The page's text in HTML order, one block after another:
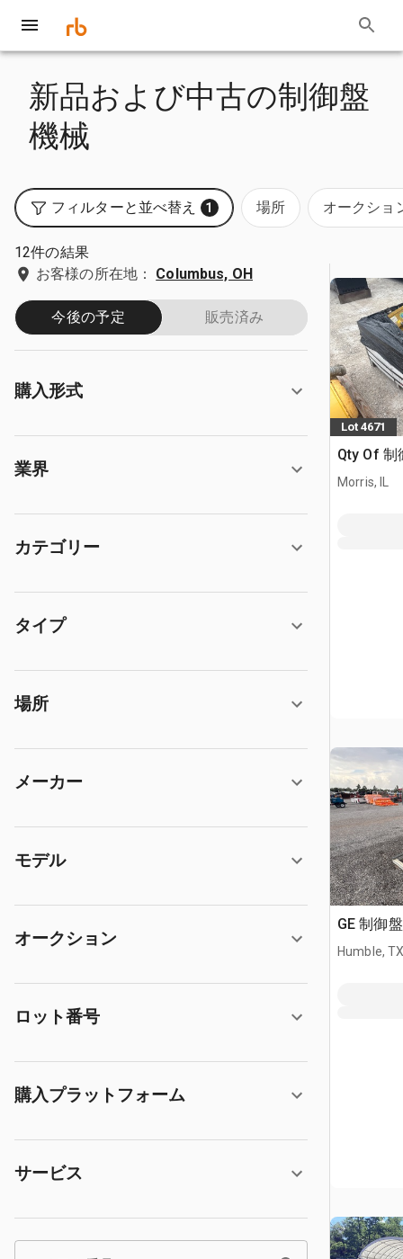
新品および中古の制御盤
機械
フィルターと並べ替え 1 場所 オークショ
12件の結果
お客様の所在地：
Columbus, OH
今後の予定 販売済み
購入形式
業界
カテゴリー
タイプ
場所
メーカー
モデル
オークション
ロット番号
購入プラットフォーム
サービス
Lot 4671
Qty Of 制
Morris, IL
GE 制御盤
Humble,